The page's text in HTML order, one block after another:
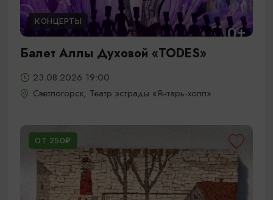
КОНЦЕРТЫ
Балет Аллы Духовой «TODES»
23.08.2026 19:00
Светлогорск, Театр эстрады «Янтарь-холл»
ОТ 250₽